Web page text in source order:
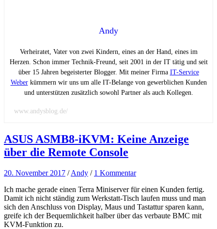
Andy
Verheiratet, Vater von zwei Kindern, eines an der Hand, eines im
Herzen. Schon immer Technik-Freund, seit 2001 in der IT tätig und seit
über 15 Jahren begeisterter Blogger. Mit meiner Firma IT-Service
Weberkümmern wir uns um alle IT-Belange von gewerblichen Kunden
und unterstützen zusätzlich sowohl Partner als auch Kollegen.
www.andysblog.de/
ASUS ASMB8-iKVM: Keine Anzeige
über die Remote Console
20. November 2017 /Andy / 1 Kommentar
Ich mache gerade einen Terra Miniserver für einen Kunden fertig.
Damit ich nicht ständig zum Werkstatt-Tisch laufen muss und man
sich den Anschluss von Display, Maus und Tastattur sparen kann,
greife ich der Bequemlichkeit halber über das verbaute BMC mit
KVM-Funktion zu.